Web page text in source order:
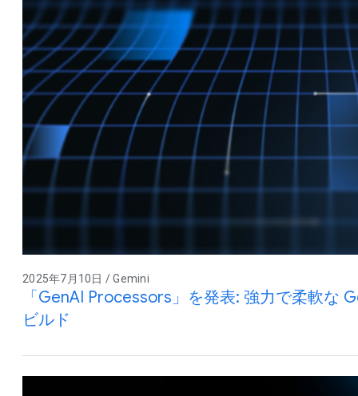
2025年7月10日 / Gemini
「GenAI Processors」を発表: 強力で柔軟な
ビルド